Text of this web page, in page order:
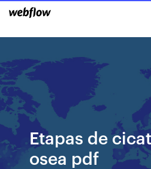
Etapas de
osea pdf